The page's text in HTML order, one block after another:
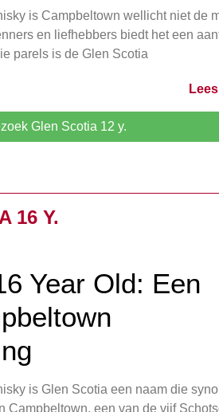
is Campbeltown wellicht niet de
en liefhebbers biedt het een
parels is de Glen Scotia
Glen Scotia 12 y.
16 Y.
Year Old: Een
is Glen Scotia een naam die
Campbeltown, een van de vijf